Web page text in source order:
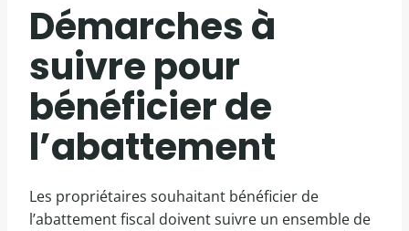
Démarches à
suivre pour
bénéficier de
l’abattement
Les propriétaires souhaitant bénéficier de
l’abattement fiscal doivent suivre un ensemble de